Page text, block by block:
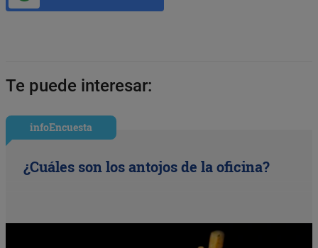
Te puede interesar:
infoEncuesta
¿Cuáles son los antojos de la oficina?